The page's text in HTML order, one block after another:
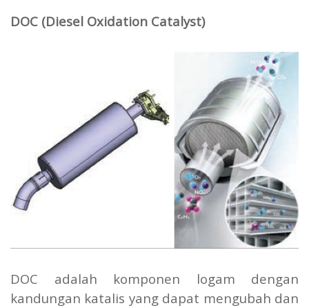
DOC (Diesel Oxidation Catalyst)
DOC adalah komponen logam dengan
kandungan katalis yang dapat mengubah dan